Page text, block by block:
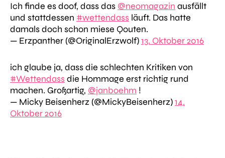
Ich finde es doof, dass das @neomagazin ausfällt
und stattdessen #wettendass läuft. Das hatte
damals doch schon miese Qouten.
— Erzpanther (@OriginalErzwolf)13. Oktober 2016
ich glaube ja, dass die schlechten Kritiken von
#Wettendassdie Hommage erst richtig rund
machen. Großartig, @janboehm !
— Micky Beisenherz (@MickyBeisenherz)14.
Oktober 2016